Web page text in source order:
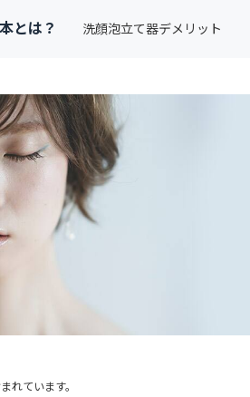
とは？ 洗顔泡立て器デメリット
れています。